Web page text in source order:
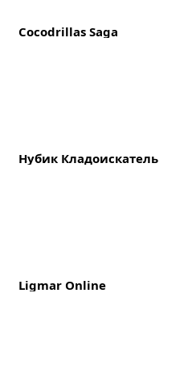
Cocodrillas Saga
Нубик Кладоискатель
Ligmar Online